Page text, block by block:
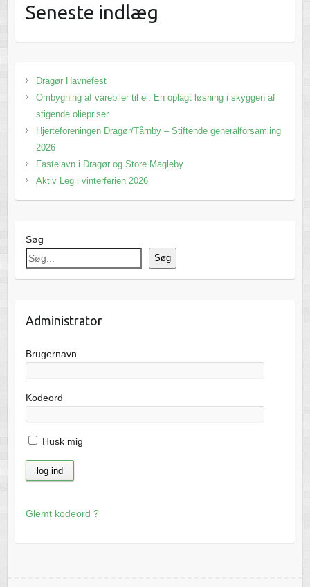
Seneste indlæg
Dragør Havnefest
Ombygning af varebiler til el: En oplagt løsning i skyggen af
stigende oliepriser
Hjerteforeningen Dragør/Tårnby – Stiftende generalforsamling
2026
Fastelavn i Dragør og Store Magleby
Aktiv Leg i vinterferien 2026
Søg
Søg
Administrator
Brugernavn
Kodeord
Husk mig
Glemt kodeord ?